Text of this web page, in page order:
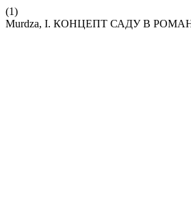
(1)
Murdza, I. КОНЦЕПТ САДУ В